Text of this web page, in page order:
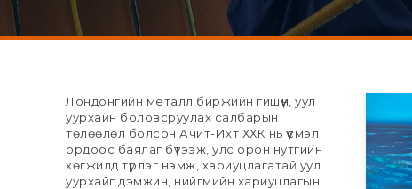
Лондонгийн металл биржийн гишүүн, уул
уурхайн боловсруулах салбарын
төлөөлөл болсон Ачит-Ихт ХХК нь үүсмэл
ордоос баялаг бүтээж, улс орон нутгийн
хөгжилд түрлэг нэмж, хариуцлагатай уул
уурхайг дэмжин, нийгмийн хариуцлагын